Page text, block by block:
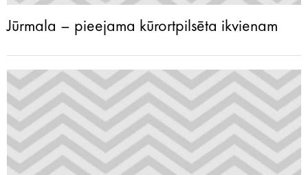
Jūrmala – pieejama kūrortpilsēta ikvienam